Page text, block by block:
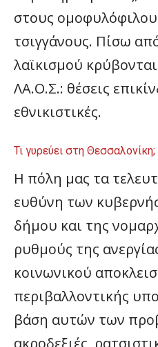
στους
τσιγγάνους. Πίσω
λαϊκισμού
ΛΑ.Ο.Σ.: θέσεις
εθνικιστικές.
Τι γυρεύει στη Θεσσαλονίκη;
Η πόλη μας τα
ευθύνη των
δήμου και της
ρυθμούς της
κοινωνικού
περιβαλλοντικής
βάση αυτών των
ακροδεξιές,